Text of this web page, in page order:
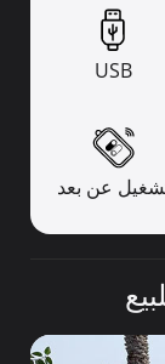
USB
عن بعد